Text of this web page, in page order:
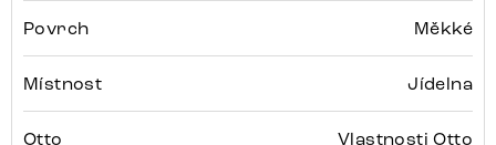
Povrch Měkké
Místnost Jídelna
Otto Vlastnosti Otto